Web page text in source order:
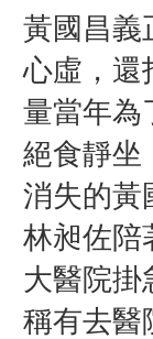
黃國昌義
心虛，還
量當年為
絕食靜坐
消失的黃
林昶佐陪
大醫院掛
稱有去醫